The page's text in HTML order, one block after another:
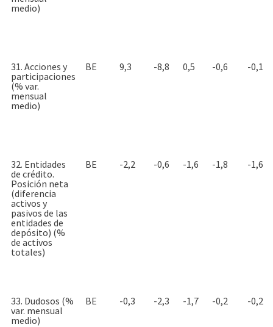
medio)
31. Acciones y
participaciones
(% var.
mensual
medio)
BE 9,3 -8,8 0,5 -0,6 -0,1
32. Entidades
de crédito.
Posición neta
(diferencia
activos y
pasivos de las
entidades de
depósito) (%
de activos
totales)
BE -2,2 -0,6 -1,6 -1,8 -1,6
33. Dudosos (%
var. mensual
medio)
BE -0,3 -2,3 -1,7 -0,2 -0,2